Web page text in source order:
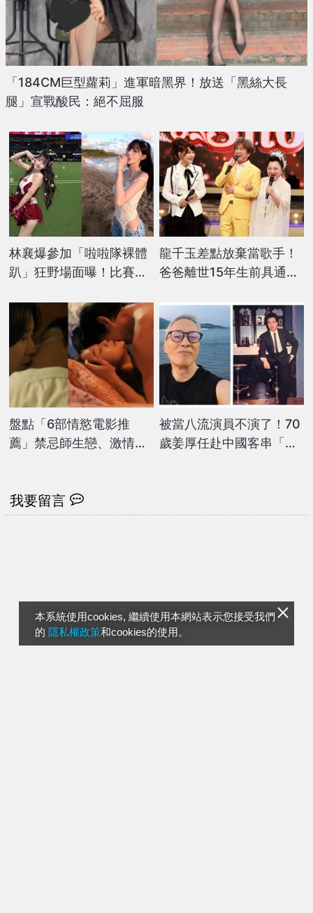
本系統使用cookies, 繼續使用本網站表示您接受我們
的 隱私權政策和cookies的使用。
「184CM巨型蘿莉」進軍暗黑界！放送「黑絲大長
腿」宣戰酸民：絕不屈服
林襄爆參加「啦啦隊裸體
趴」狂野場面曝！比賽中
光嚇傻
龍千玉差點放棄當歌手！
爸爸離世15年生前具通靈
困難要勇敢
盤點「6部情慾電影推
薦」禁忌師生戀、激情纏
被當八流演員不演了！70
歲姜厚任赴中國客串「被
我要留言